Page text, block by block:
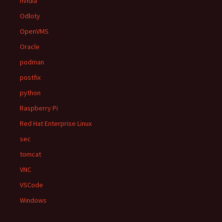
Odloty
OpenVMS
Oracle
podman
postfix
python
Raspberry Pi
Red Hat Enterprise Linux
sec
tomcat
VNC
VSCode
Windows